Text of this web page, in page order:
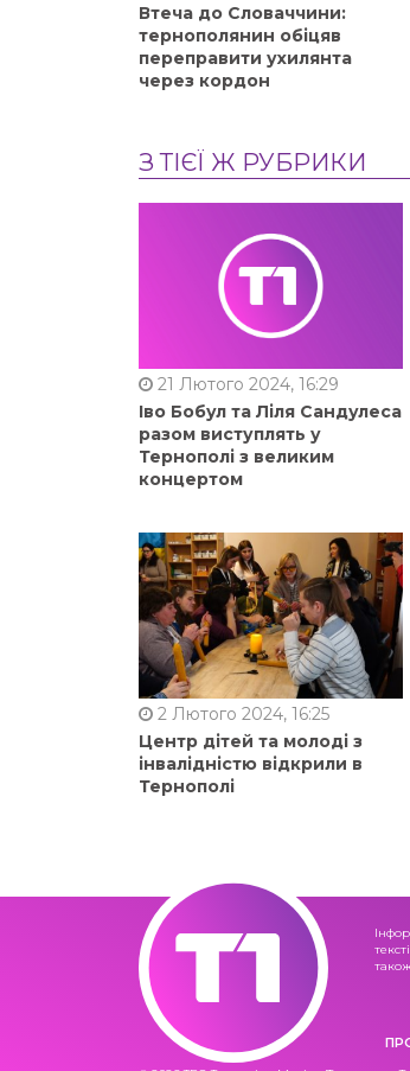
Втеча до Словаччини:
тернополянин обіцяв
переправити ухилянта
через кордон
З ТІЄЇ Ж РУБРИКИ
21 Лютого 2024, 16:29
Іво Бобул та Ліля Сандулеса
разом виступлять у
Тернополі з великим
концертом
2 Лютого 2024, 16:25
Центр дітей та молоді з
інвалідністю відкрили в
Тернополі